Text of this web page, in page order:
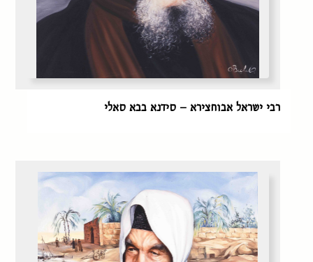
רבי ישראל אבוחצירא – סידנא בבא סאלי